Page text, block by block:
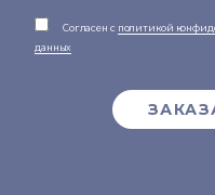
Согласен с политикой
данных